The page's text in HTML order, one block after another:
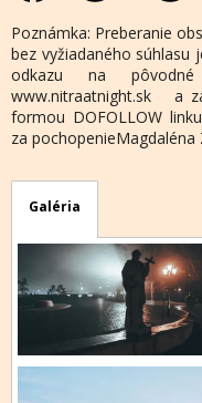
Poznámka: Preberanie
bez vyžiadaného
odkazu na
www.nitraatnight.sk a
formou DOFOLLOW
za
Galéria